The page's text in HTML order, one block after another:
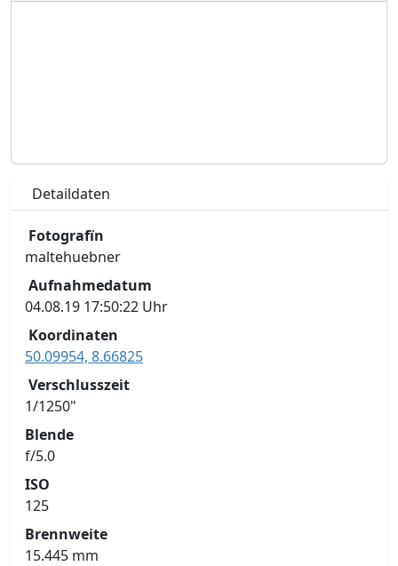
Detaildaten
Fotografïn
maltehuebner
Aufnahmedatum
04.08.19 17:50:22 Uhr
Koordinaten
50.09954, 8.66825
Verschlusszeit
1/1250"
Blende
f/5.0
ISO
125
Brennweite
15.445 mm